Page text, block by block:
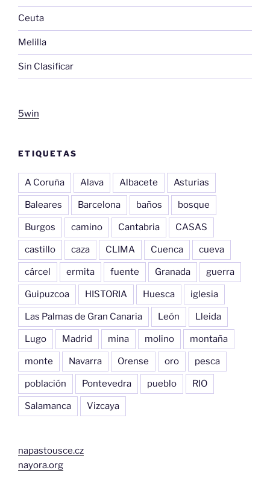
Ceuta
Melilla
Sin Clasificar
5win
ETIQUETAS
A Coruña Alava Albacete Asturias
Baleares Barcelona baños bosque
Burgos camino Cantabria CASAS
castillo caza CLIMA Cuenca cueva
cárcel ermita fuente Granada guerra
Guipuzcoa HISTORIA Huesca iglesia
Las Palmas de Gran Canaria León Lleida
Lugo Madrid mina molino montaña
monte Navarra Orense oro pesca
población Pontevedra pueblo RIO
Salamanca Vizcaya
napastousce.cz
nayora.org